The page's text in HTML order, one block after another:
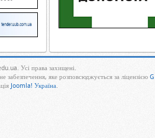
Усі права захищені.
забезпечення, яке розповсюджується за ліцензією
Joomla! Україна.